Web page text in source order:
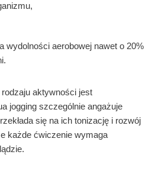
wydolności aerobowej nawet o 20%
aktywności jest
jogging szczególnie angażuje
się na ich tonizację i rozwój
każde ćwiczenie wymaga